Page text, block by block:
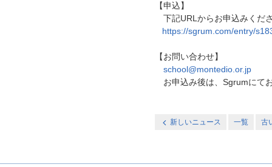
【申込】
下記URLからお申込みくだ
https://sgrum.com/entry/
【お問い合わせ】
school@montedio.or.jp
お申込み後は、Sgrumにて
新しいニュース 一覧 古